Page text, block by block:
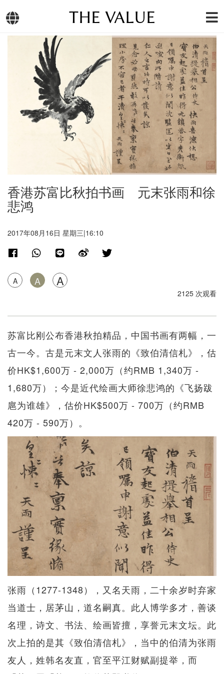
THE VALUE
香港苏富比秋拍书画 元末张雨和徐
悲鸿
2017年08月16日 星期三|16:10
A A A
2125 次观看
苏富比刚公布香港秋拍精品，中国书画有两幅，一
古一今。古是元末文人张雨的《致伯清信札》，估
价HK$1,600万 - 2,000万（约RMB 1,340万 -
1,680万）；今是近代绘画大师徐悲鸿的《飞扬跋
扈为谁雄》，估价HK$500万 - 700万（约RMB
420万 - 590万）。
张雨（1277-1348），又名天雨，二十余岁时弃家
当道士，居茅山，道名嗣真。此人博学多才，善谈
名理，诗文、书法、绘画皆擅，享誉元末文坛。此
次上拍的是其《致伯清信札》，当中的伯清为张雨
友人，姓韩名友直，官至平江财赋副提举，而